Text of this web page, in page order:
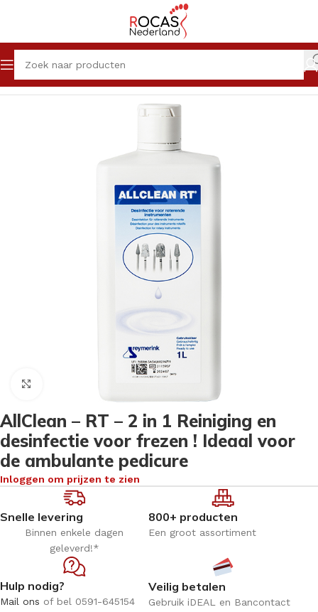
Home Winkel Pedicureproducten Vloeistoffen
AllClean – RT – 2 in 1 Reiniging en
desinfectie voor frezen ! Ideaal voor
de ambulante pedicure
Inloggen om prijzen te zien
Snelle levering
Binnen enkele dagen
geleverd!*
800+ producten
Een groot assortiment
Hulp nodig?
Mail ons of bel 0591-645154
Veilig betalen
Gebruik iDEAL en Bancontact